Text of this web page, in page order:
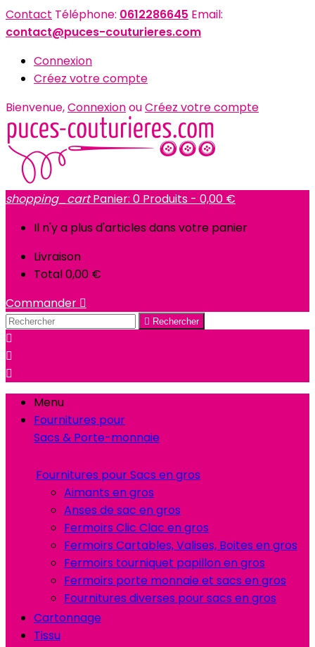
Contact Téléphone: 0612286645 Email:
contact@puces-couturieres.com
Connexion
Créez votre compte
Bienvenue,ConnexionouCréez votre compte
shopping_cart Panier: 0 Produits - 0,00 €
Il n'y a plus d'articles dans votre panier
Livraison
Total0,00 €
Commander 
 Rechercher



Menu
Fournitures pour
Sacs & Porte-monnaie
Fournitures pour Sacs en gros
Aimants en gros
Anses de sac en gros
Fermoirs Clic Clac en gros
Fermoirs Cartables, Valises, Boites en gros
Fermoirs tourniquet papillon en gros
Fermoirs porte monnaie et sacs en gros
Fournitures diverses pour sacs en gros
Cartonnage
Tissu